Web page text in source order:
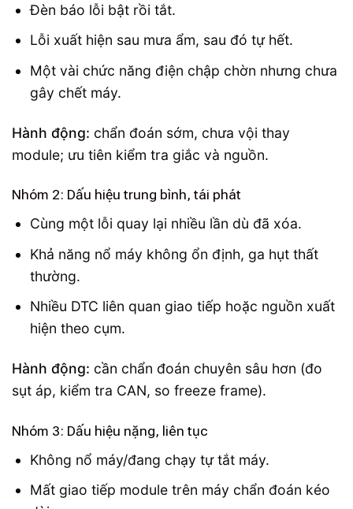
Đèn báo lỗi bật rồi tắt.
Lỗi xuất hiện sau mưa ẩm, sau đó tự hết.
Một vài chức năng điện chập chờn nhưng chưa
gây chết máy.
Hành động: chẩn đoán sớm, chưa vội thay
module; ưu tiên kiểm tra giắc và nguồn.
Nhóm 2: Dấu hiệu trung bình, tái phát
Cùng một lỗi quay lại nhiều lần dù đã xóa.
Khả năng nổ máy không ổn định, ga hụt thất
thường.
Nhiều DTC liên quan giao tiếp hoặc nguồn xuất
hiện theo cụm.
Hành động: cần chẩn đoán chuyên sâu hơn (đo
sụt áp, kiểm tra CAN, so freeze frame).
Nhóm 3: Dấu hiệu nặng, liên tục
Không nổ máy/đang chạy tự tắt máy.
Mất giao tiếp module trên máy chẩn đoán kéo